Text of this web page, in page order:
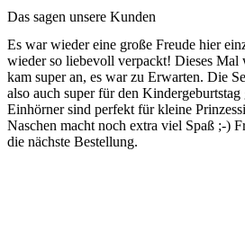
Das sagen unsere Kunden
Es war wieder eine große Freude hier
wieder so liebevoll verpackt! Dieses Mal
kam super an, es war zu Erwarten. Die
also auch super für den
Einhörner sind perfekt für kleine
Naschen macht noch extra viel Spaß ;-)
die nächste Bestellung.